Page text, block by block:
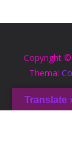
Copyright
Thema:
Translate